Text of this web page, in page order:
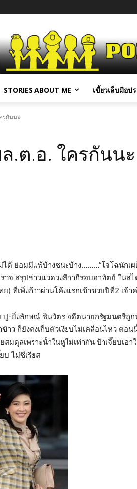
STORIES ABOUT ME เขี้ยวเล็บมือป
รกันนะ
.ต.อ. ใครกันนะ
ได้ ย่อมมีแพ้บ้างชนะบ้าง………”โจโฉนักเ
วจ สรุปข่าวแวดวงสีกากีรอบอาทิตย์ ในส
) ที่เพิ่งก้าวผ่านโค้งแรกเข้าขวบปีที่2 เจ้า
ปู-ยิ่งลักษณ์ ชินวัตร อดีตนายกรัฐมนตรีถูก
ว ก็ยังคงเก็บตัวเงียบไม่เคลื่อนไหว ตอน
มดุลเพราะน้ำในหูไม่เท่ากัน ป้าเจี๊ยบเอา
บ ไม่ซีเรียส